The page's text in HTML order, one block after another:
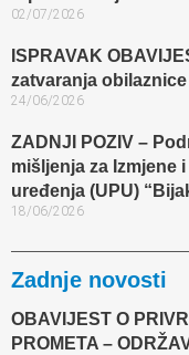
02/07/2026
ISPRAVAK
zatvaranja obilaznice​
24/06/2026
ZADNJI POZIV –
mišljenja za Izmjene
uređenja (UPU)
18/06/2026
Zadnje novosti
OBAVIJEST O
PROMETA –